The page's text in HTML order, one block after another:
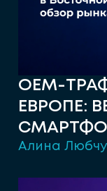
OEM-
ЕВРОПЕ:
Алина